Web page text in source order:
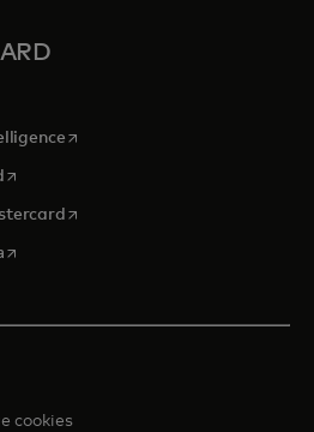
tab
opens in a new tab
opens in a new tab
opens in a new tab
opens in a new tab
cookies